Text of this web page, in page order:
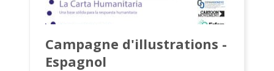
Campagne d'illustrations -
Espagnol